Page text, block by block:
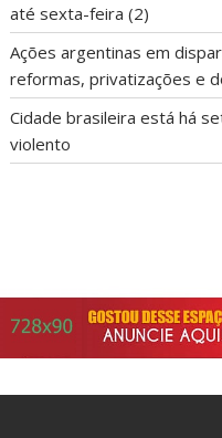
até sexta-feira (2)
Ações argentinas em
reformas, privatizações e
Cidade brasileira está há
violento